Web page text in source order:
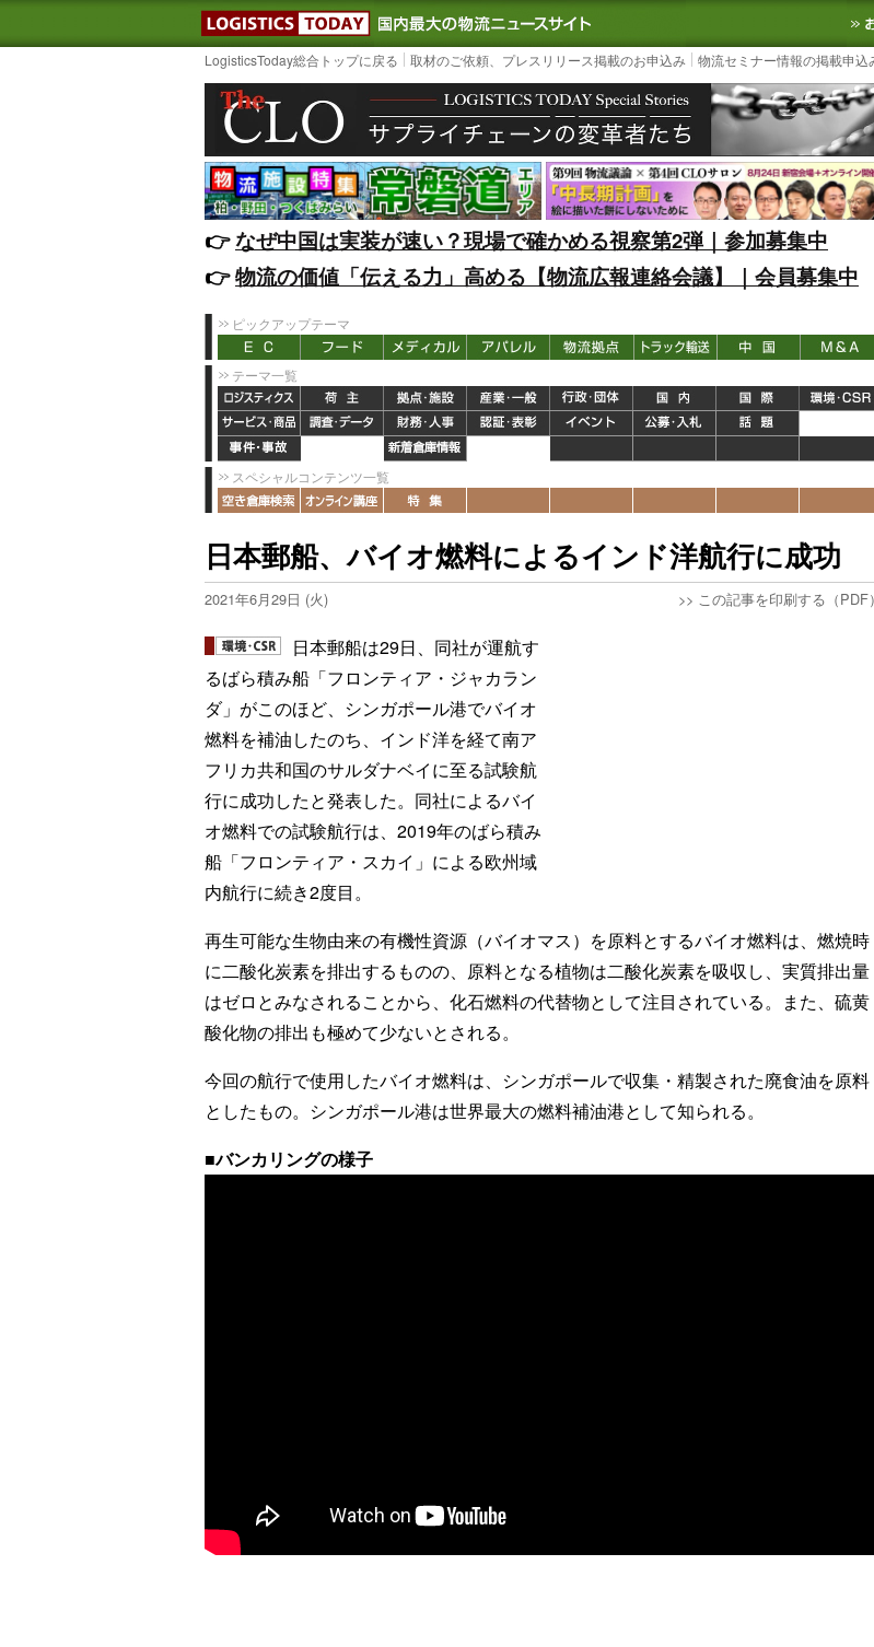
LOGISTICS TODAY｜国内最大の物流ニュースサイト3PL, SCMなど国内外
LogisticsToday総合トップに戻る 取材のご依頼、プレスリリース掲載のお申込み 物流セミナー情報の掲載申込
👉️なぜ中国は実装が速い？現場で確かめる視察第2弾｜参加募集中
👉️物流の価値「伝える力」高める【物流広報連絡会議】｜会員募集中
ピックアップテーマ
テーマ一覧
スペシャルコンテンツ一覧
日本郵船、バイオ燃料によるインド洋航行に成功
2021年6月29日 (火) >> この記事を印刷する（PDF）
日本郵船は29日、同社が運航す
るばら積み船「フロンティア・ジャカラン
ダ」がこのほど、シンガポール港でバイオ
燃料を補油したのち、インド洋を経て南ア
フリカ共和国のサルダナベイに至る試験航
行に成功したと発表した。同社によるバイ
オ燃料での試験航行は、2019年のばら積み
船「フロンティア・スカイ」による欧州域
内航行に続き2度目。
再生可能な生物由来の有機性資源（バイオマス）を原料とするバイオ燃料は、燃焼時
に二酸化炭素を排出するものの、原料となる植物は二酸化炭素を吸収し、実質排出量
はゼロとみなされることから、化石燃料の代替物として注目されている。また、硫黄
酸化物の排出も極めて少ないとされる。
今回の航行で使用したバイオ燃料は、シンガポールで収集・精製された廃食油を原料
としたもの。シンガポール港は世界最大の燃料補油港として知られる。
■バンカリングの様子